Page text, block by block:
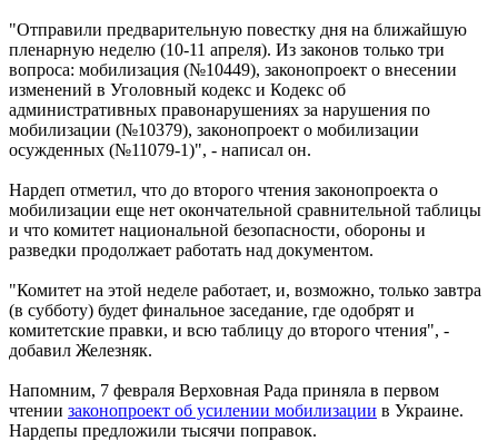
"Отправили предварительную повестку дня на ближайшую
пленарную неделю (10-11 апреля). Из законов только три
вопроса: мобилизация (№10449), законопроект о внесении
изменений в Уголовный кодекс и Кодекс об
административных правонарушениях за нарушения по
мобилизации (№10379), законопроект о мобилизации
осужденных (№11079-1)", - написал он.
Нардеп отметил, что до второго чтения законопроекта о
мобилизации еще нет окончательной сравнительной таблицы
и что комитет национальной безопасности, обороны и
разведки продолжает работать над документом.
"Комитет на этой неделе работает, и, возможно, только завтра
(в субботу) будет финальное заседание, где одобрят и
комитетские правки, и всю таблицу до второго чтения", -
добавил Железняк.
Напомним, 7 февраля Верховная Рада приняла в первом
чтении законопроект об усилении мобилизации в Украине.
Нардепы предложили тысячи поправок.